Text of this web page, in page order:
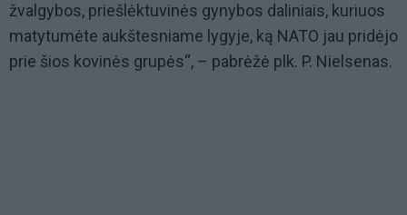
žvalgybos, priešlėktuvinės gynybos daliniais, kuriuos
matytumėte aukštesniame lygyje, ką NATO jau pridėjo
prie šios kovinės grupės“, – pabrėžė plk. P. Nielsenas.